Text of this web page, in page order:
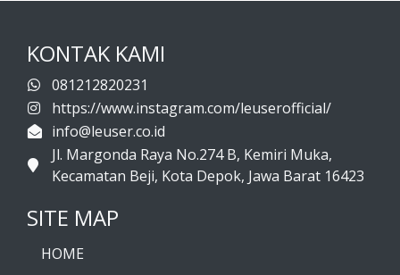
KONTAK KAMI
081212820231
https://www.instagram.com/leuserofficial/
info@leuser.co.id
Jl. Margonda Raya No.274 B, Kemiri Muka,
Kecamatan Beji, Kota Depok, Jawa Barat 16423
SITE MAP
HOME